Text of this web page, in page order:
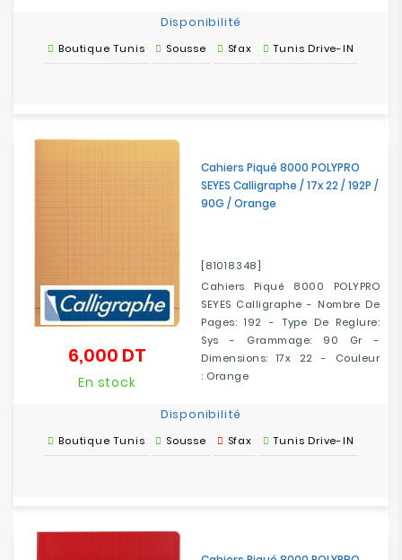
Disponibilité
Boutique Tunis Sousse Sfax Tunis Drive-IN
Cahiers Piqué 8000 POLYPRO
SEYES Calligraphe / 17x 22 / 192P /
90G / Orange
[81018348]
Cahiers Piqué 8000 POLYPRO
SEYES Calligraphe - Nombre De
Pages: 192 - Type De Reglure:
Sys - Grammage: 90 Gr -
Dimensions: 17x 22 - Couleur
: Orange
6,000 DT
En stock
Disponibilité
Boutique Tunis Sousse Sfax Tunis Drive-IN